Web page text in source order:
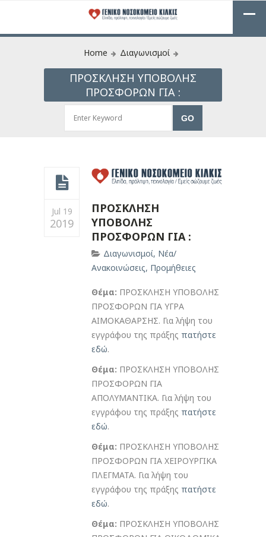
Home Διαγωνισμοί
ΠΡΟΣΚΛΗΣΗ ΥΠΟΒΟΛΗΣ
ΠΡΟΣΦΟΡΩΝ ΓΙΑ :
Jul 19
2019
ΠΡΟΣΚΛΗΣΗ
ΥΠΟΒΟΛΗΣ
ΠΡΟΣΦΟΡΩΝ ΓΙΑ :
Διαγωνισμοί, Νέα/
Ανακοινώσεις, Προμήθειες
Θέμα: ΠΡΟΣΚΛΗΣΗ ΥΠΟΒΟΛΗΣ
ΠΡΟΣΦΟΡΩΝ ΓΙΑ ΥΓΡΑ
ΑΙΜΟΚΑΘΑΡΣΗΣ. Για λήψη του
εγγράφου της πράξης πατήστε
εδώ.
Θέμα: ΠΡΟΣΚΛΗΣΗ ΥΠΟΒΟΛΗΣ
ΠΡΟΣΦΟΡΩΝ ΓΙΑ
ΑΠΟΛΥΜΑΝΤΙΚΑ. Για λήψη του
εγγράφου της πράξης πατήστε
εδώ.
Θέμα: ΠΡΟΣΚΛΗΣΗ ΥΠΟΒΟΛΗΣ
ΠΡΟΣΦΟΡΩΝ ΓΙΑ ΧΕΙΡΟΥΡΓΙΚΑ
ΠΛΕΓΜΑΤΑ. Για λήψη του
εγγράφου της πράξης πατήστε
εδώ.
Θέμα: ΠΡΟΣΚΛΗΣΗ ΥΠΟΒΟΛΗΣ